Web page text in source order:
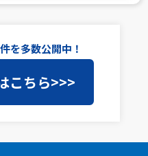
の範囲に限って個人情報
。この場合、個人情報保
人情報の適正管理・機密
切な管理を実施させま
を多数公開中！
こちら>>>